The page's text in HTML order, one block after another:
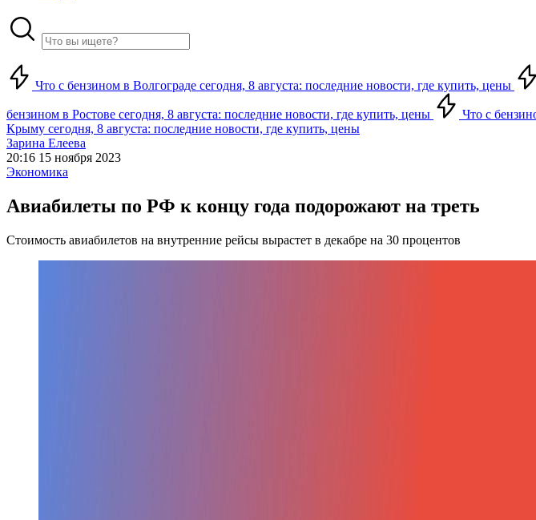
Что с бензином в Волгограде сегодня, 8 августа: последние новости, где купить, цены
бензином в Ростове сегодня, 8 августа: последние новости, где купить, цены Что с
Крыму сегодня, 8 августа: последние новости, где купить, цены
Зарина Елеева
20:16 15 ноября 2023
Экономика
Авиабилеты по РФ к концу года подорожают на треть
Стоимость авиабилетов на внутренние рейсы вырастет в декабре на 30 процентов